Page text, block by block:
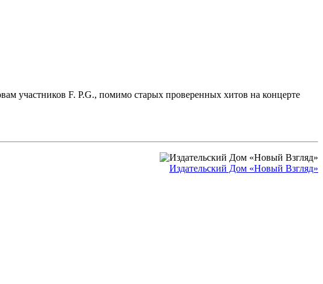
участников F. P.G., помимо старых проверенных хитов на концерте
Издательский Дом «Новый Взгляд»